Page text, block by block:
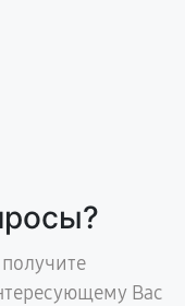
Вас